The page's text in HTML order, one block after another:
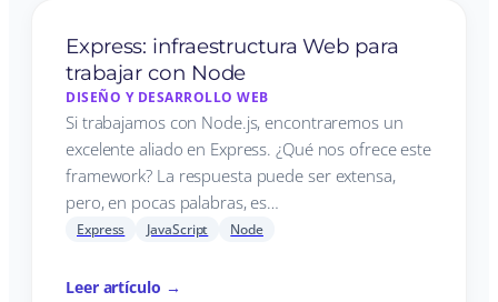
Express: infraestructura Web para
trabajar con Node
DISEÑO Y DESARROLLO WEB
Si trabajamos con Node.js, encontraremos un
excelente aliado en Express. ¿Qué nos ofrece este
framework? La respuesta puede ser extensa,
pero, en pocas palabras, es…
Express JavaScript Node
Leer artículo →